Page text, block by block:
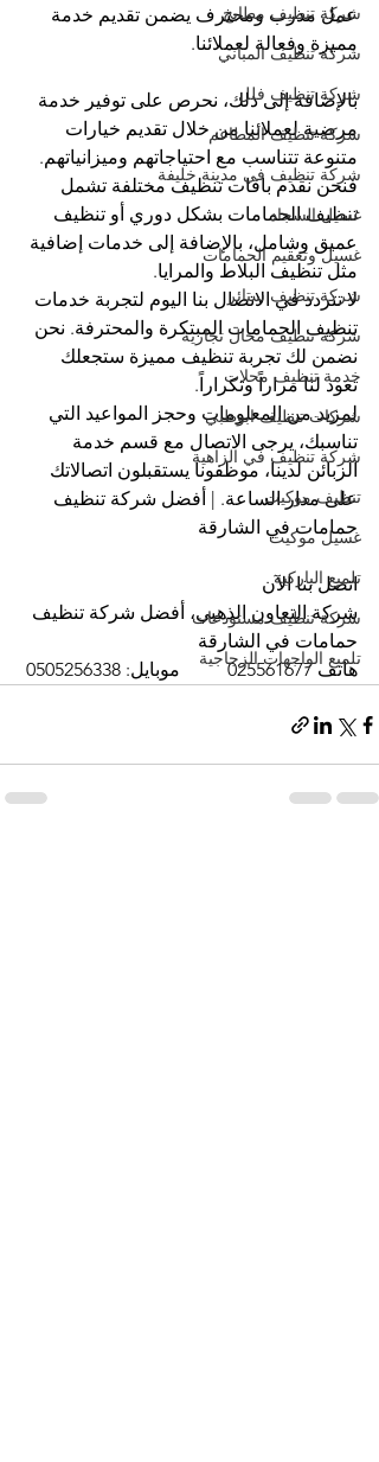
شركة تنظيف مطابخ
شركة تنظيف المباني
شركة تنظيف فلل
شركة تنظيف المطاعم
شركة تنظيف في مدينة خليفة
غسيل السجاد
غسيل وتعقيم الحمامات
شركة تنظيف ستائر
شركة تنظيف محال تجارية
خدمة تنظيف محلات
شركات تنظيف ابوظبي
شركة تنظيف في الزاهية
تنظيف موكيت
غسيل موكيت
تلميع الباركيه
شركة تنظيف مستودعات
تلميع الواجهات الزجاجية
عمل مدرب ومحترف يضمن تقديم خدمة
مميزة وفعالة لعملائنا.
بالإضافة إلى ذلك، نحرص على توفير خدمة
مرضية لعملائنا من خلال تقديم خيارات
متنوعة تتناسب مع احتياجاتهم وميزانياتهم.
فنحن نقدم باقات تنظيف مختلفة تشمل
تنظيف الحمامات بشكل دوري أو تنظيف
عميق وشامل، بالإضافة إلى خدمات إضافية
مثل تنظيف البلاط والمرايا.
لا تتردد في الاتصال بنا اليوم لتجربة خدمات
تنظيف الحمامات المبتكرة والمحترفة. نحن
نضمن لك تجربة تنظيف مميزة ستجعلك
تعود لنا مراراً وتكراراً.
لمزيد من المعلومات وحجز المواعيد التي
تناسبك، يرجى الاتصال مع قسم خدمة
الزبائن لدينا، موظفونا يستقبلون اتصالاتك
على مدار الساعة. | أفضل شركة تنظيف
حمامات في الشارقة
اتصل بنا الآن
شركة التعاون الذهبي، أفضل شركة تنظيف
حمامات في الشارقة
هاتف 025561677          موبايل: 0505256338